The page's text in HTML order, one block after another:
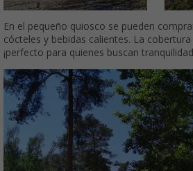
En el pequeño quiosco se pueden
cócteles y bebidas calientes. La
¡perfecto para quienes buscan